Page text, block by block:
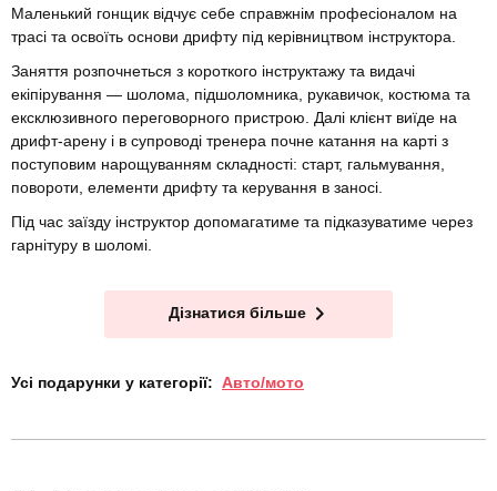
Маленький гонщик відчує себе справжнім професіоналом на
трасі та освоїть основи дрифту під керівництвом інструктора.
Заняття розпочнеться з короткого інструктажу та видачі
екіпірування — шолома, підшоломника, рукавичок, костюма та
ексклюзивного переговорного пристрою. Далі клієнт виїде на
дрифт-арену і в супроводі тренера почне катання на карті з
поступовим нарощуванням складності: старт, гальмування,
повороти, елементи дрифту та керування в заносі.
Під час заїзду інструктор допомагатиме та підказуватиме через
гарнітуру в шоломі.
Дізнатися більше
Усі подарунки у категорії: Авто/мото